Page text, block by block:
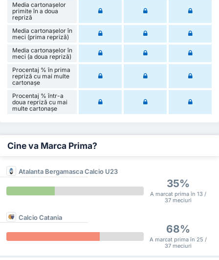
Media cartonașelor
primite în a doua
repriză
Media cartonașelor în
meci (prima repriză)
Media cartonașelor în
meci (a doua repriză)
Procentaj % în prima
repriză cu mai multe
cartonașe
Procentaj % într-a
doua repriză cu mai
multe cartonașe
Cine va Marca Prima?
Atalanta Bergamasca Calcio U23
35%
A marcat prima în 13 /
37 meciuri
Calcio Catania
68%
A marcat prima în 25 /
37 meciuri